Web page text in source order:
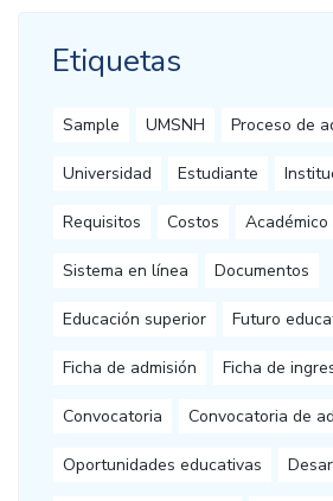
Etiquetas
Sample UMSNH Proceso de
Universidad Estudiante
Requisitos Costos Académico
Sistema en línea Documentos
Educación superior Futuro
Ficha de admisión Ficha de
Convocatoria Convocatoria de
Oportunidades educativas